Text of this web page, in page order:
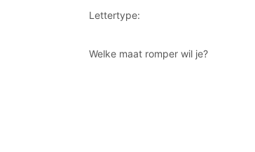
Lettertype:
Welke maat romper wil je?